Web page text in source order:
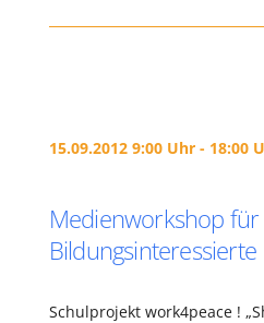
15.09.2012 9:00 Uhr - 18:00
Medienworkshop
Bildungsinteressierte
Schulprojekt work4peace !